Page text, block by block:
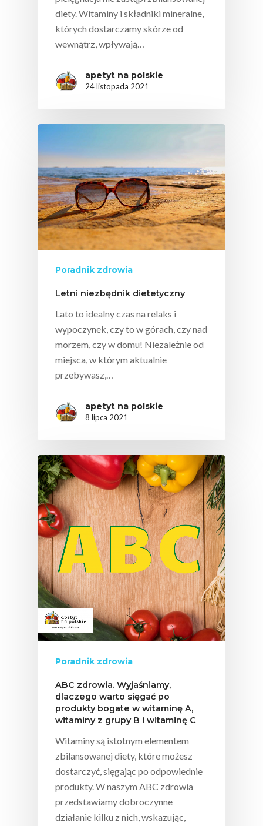
diety. Witaminy i składniki mineralne,
których dostarczamy skórze od
wewnątrz, wpływają…
apetyt na polskie
24 listopada 2021
Poradnik zdrowia
Letni niezbędnik dietetyczny
Lato to idealny czas na relaks i
wypoczynek, czy to w górach, czy nad
morzem, czy w domu! Niezależnie od
miejsca, w którym aktualnie
przebywasz,…
apetyt na polskie
8 lipca 2021
Poradnik zdrowia
ABC zdrowia. Wyjaśniamy,
dlaczego warto sięgać po
produkty bogate w witaminę A,
witaminy z grupy B i witaminę C
Witaminy są istotnym elementem
zbilansowanej diety, które możesz
dostarczyć, sięgając po odpowiednie
produkty. W naszym ABC zdrowia
przedstawiamy dobroczynne
działanie kilku z nich, wskazując,
Polskie
Warzywa I
Owoce
Baza Warzyw I
Kalendarz Warzyw I
Owoców
Soki
Warzywne
Fakty O Sokach
Jakość Soków
Składniki Odżywcze
Biodostępność
Efekt Metaboliczny
Poradnik
Zdrowia
Okiem Eksperta
Uroda
Współpraca Z
Program
Edukacyjny
Projekty
5 Porcji Warzyw,
Lub Soku
Certyfikowany
Narodowe Badania
Konsumpcji Warzyw
Owoców
Nutriscore Fakty
Federacja
Związków
Rolnych – Ziemniaki
Festiwal Młody
Ziemniak
Jemy Eko Warzywa I
Owoce
Polskie Forum
Ekologicznej
Chrup Owoce, Jedz